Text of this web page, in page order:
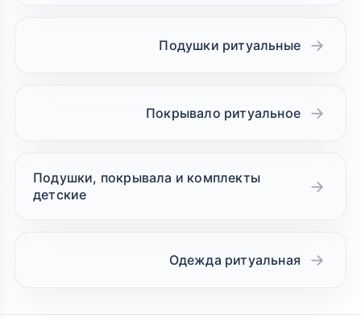
Подушки ритуальные
Покрывало ритуальное
Подушки, покрывала и комплекты
детские
Одежда ритуальная